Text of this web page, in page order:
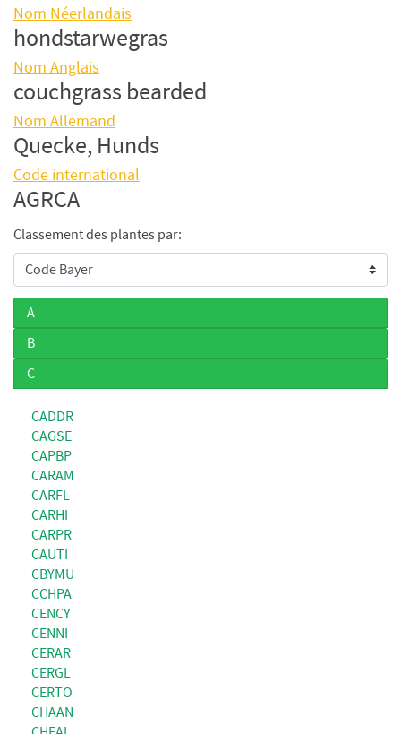
Classement des plantes par:
A
B
C
CADDR
CAGSE
CAPBP
CARAM
CARFL
CARHI
CARPR
CAUTI
CBYMU
CCHPA
CENCY
CENNI
CERAR
CERGL
CERTO
CHAAN
Nom Néerlandais
hondstarwegras
Nom Anglais
couchgrass bearded
Nom Allemand
Quecke, Hunds
Code international
AGRCA